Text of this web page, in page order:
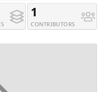
'Telegram Tools 3 -
Парсер/
1
CONTRIBUTORS